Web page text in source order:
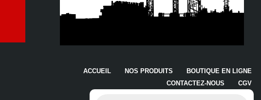
ACCUEIL NOS PRODUITS
BOUTIQUE EN LIGNE
CONTACTEZ-NOUS
CGV